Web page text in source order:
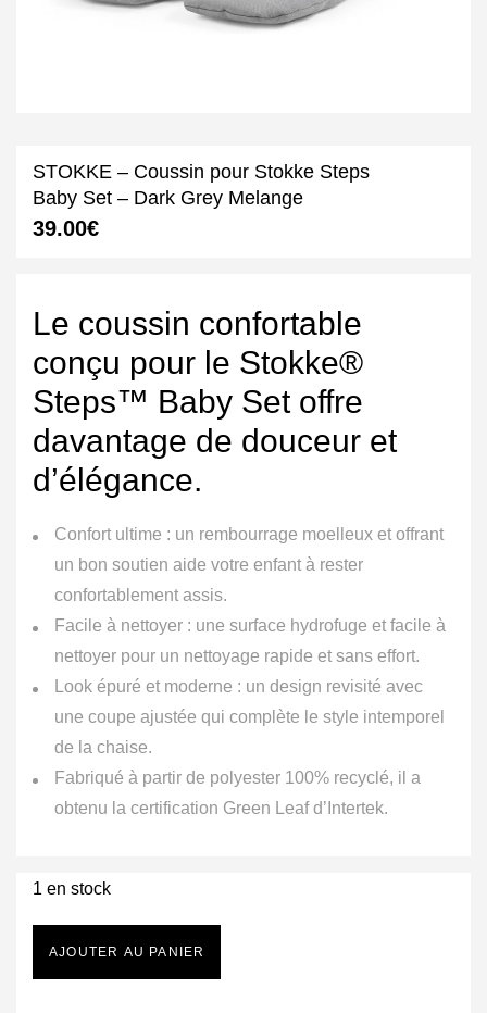
STOKKE – Coussin pour Stokke Steps
Baby Set – Dark Grey Melange
39.00€
Le coussin confortable
conçu pour le Stokke®
Steps™ Baby Set offre
davantage de douceur et
d’élégance.
Confort ultime : un rembourrage moelleux et offrant
un bon soutien aide votre enfant à rester
confortablement assis.
Facile à nettoyer : une surface hydrofuge et facile à
nettoyer pour un nettoyage rapide et sans effort.
Look épuré et moderne : un design revisité avec
une coupe ajustée qui complète le style intemporel
de la chaise.
Fabriqué à partir de polyester 100% recyclé, il a
obtenu la certification Green Leaf d’Intertek.
1 en stock
AJOUTER AU PANIER